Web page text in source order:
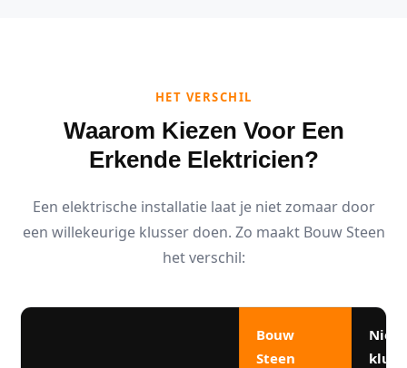
HET VERSCHIL
Waarom Kiezen Voor Een
Erkende Elektricien?
Een elektrische installatie laat je niet zomaar door
een willekeurige klusser doen. Zo maakt Bouw Steen
het verschil:
Bouw
Steen
Niet-